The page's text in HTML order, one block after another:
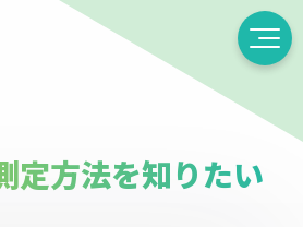
定方法を知りたい